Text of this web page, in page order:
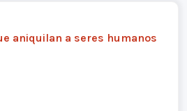
aniquilan a seres humanos